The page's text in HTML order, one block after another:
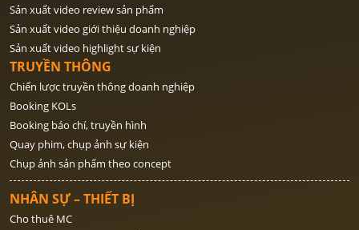
Sản xuất video review sản phẩm
Sản xuất video giới thiệu doanh nghiệp
Sản xuất video highlight sự kiện
TRUYỀN THÔNG
Chiến lược truyền thông doanh nghiệp
Booking KOLs
Booking báo chí, truyền hình
Quay phim, chụp ảnh sự kiện
Chụp ảnh sản phẩm theo concept
NHÂN SỰ – THIẾT BỊ
Cho thuê MC